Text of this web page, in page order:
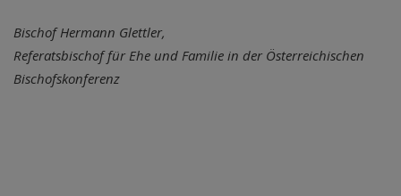
Bischof Hermann Glettler,
Referatsbischof für Ehe und Familie in der Österreichischen
Bischofskonferenz